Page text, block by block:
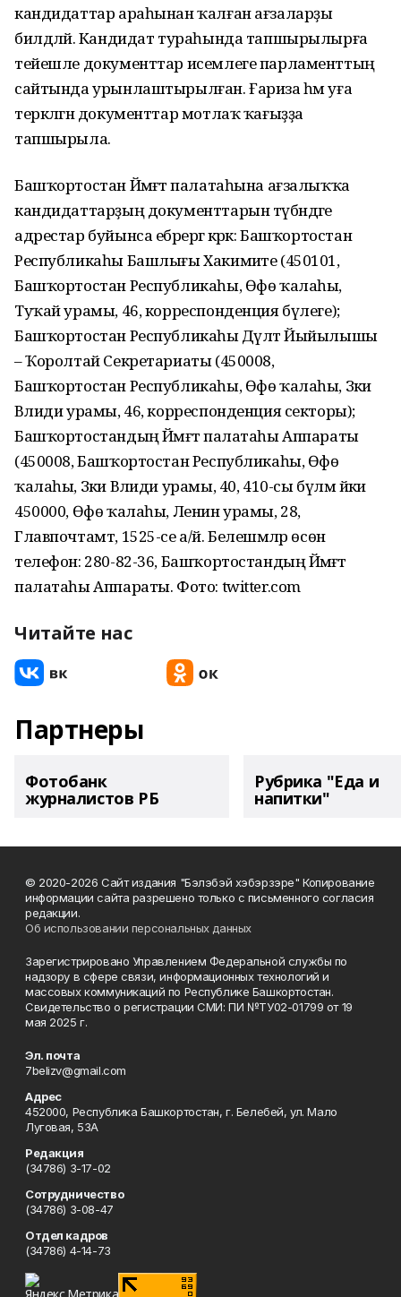
кандидаттар араһынан ҡалған ағзаларҙы
билдәләй. Кандидат тураһында тапшырылырға
тейешле документтар исемлеге парламенттың
сайтында урынлаштырылған. Ғариза һәм уға
теркәлгән документтар мотлаҡ ҡағыҙҙа
тапшырыла.
Башҡортостан Йәмәғәт палатаһына ағзалыҡҡа
кандидаттарҙың документтарын түбәндәге
адрестар буйынса ебәрергә кәрәк: Башҡортостан
Республикаһы Башлығы Хакимиәте (450101,
Башҡортостан Республикаһы, Өфө ҡалаһы,
Туҡай урамы, 46, корреспонденция бүлеге);
Башҡортостан Республикаһы Дәүләт Йыйылышы
– Ҡоролтай Секретариаты (450008,
Башҡортостан Республикаһы, Өфө ҡалаһы, Зәки
Вәлиди урамы, 46, корреспонденция секторы);
Башҡортостандың Йәмәғәт палатаһы Аппараты
(450008, Башҡортостан Республикаһы, Өфө
ҡалаһы, Зәки Вәлиди урамы, 40, 410-сы бүлмә йәки
450000, Өфө ҡалаһы, Ленин урамы, 28,
Главпочтамт, 1525-се а/й. Белешмәләр өсөн
телефон: 280-82-36, Башҡортостандың Йәмәғәт
палатаһы Аппараты. Фото: twitter.com
Читайте нас
Партнеры
Фотобанк
журналистов РБ
Рубрика "Еда и
напитки"
© 2020-2026 Сайт издания "Бэлэбэй хэбэрзэре" Копирование
информации сайта разрешено только с письменного согласия
редакции.
Об использовании персональных данных
Зарегистрировано Управлением Федеральной службы по
надзору в сфере связи, информационных технологий и
массовых коммуникаций по Республике Башкортостан.
Свидетельство о регистрации СМИ: ПИ №ТУ02-01799 от 19
мая 2025 г.
Эл. почта
7belizv@gmail.com
Адрес
452000, Республика Башкортостан, г. Белебей, ул. Мало
Луговая, 53А
Редакция
(34786) 3-17-02
Сотрудничество
(34786) 3-08-47
Отдел кадров
(34786) 4-14-73